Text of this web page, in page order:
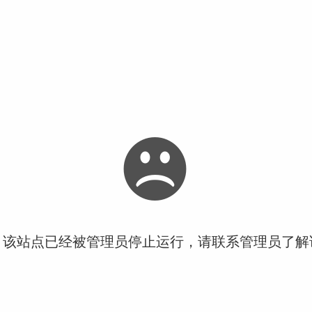
站点已经被管理员停止运行，请联系管理员了